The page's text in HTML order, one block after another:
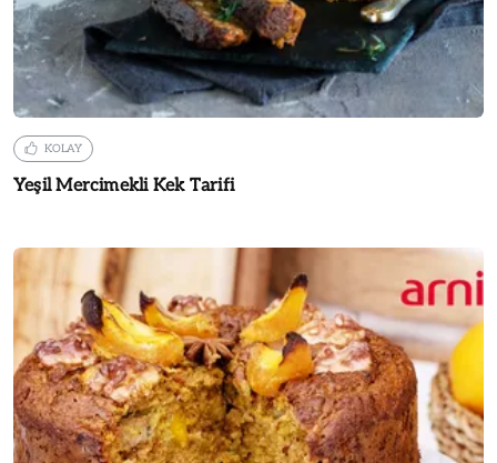
KOLAY
Yeşil Mercimekli Kek Tarifi